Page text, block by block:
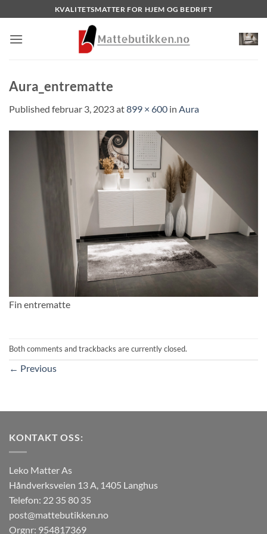
to
content
KVALITETSMATTER FOR HJEM OG BEDRIFT
Aura_entrematte
Published februar 3, 2023at899 × 600 in Aura
Fin entrematte
Both comments and trackbacks are currently closed.
← Previous
KONTAKT OSS:
Leko Matter As
Håndverksveien 13 A, 1405 Langhus
Telefon: 22 35 80 35
post@mattebutikken.no
Orgnr: 954817369